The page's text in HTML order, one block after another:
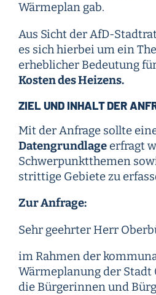
Wärmeplan gab.
Aus Sicht der AfD-
es sich hierbei um ein
erheblicher Bedeutung
Kosten des Heizens.
ZIEL UND INHALT DER
Mit der Anfrage sollte
Datengrundlage erfragt
Schwerpunktthemen
strittige Gebiete zu
Zur Anfrage:
Sehr geehrter Herr
im Rahmen der
Wärmeplanung der
die Bürgerinnen und